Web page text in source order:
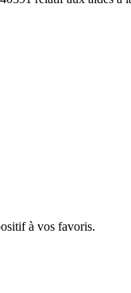
à vos favoris.